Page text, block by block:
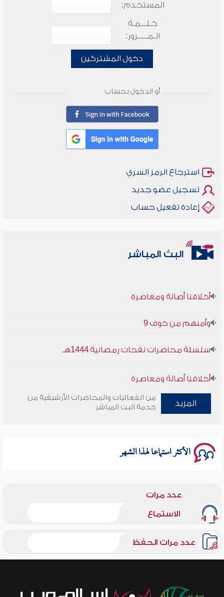
المستخدم:
كـلـــمـة
الـمـــــرور:
دخول المشتركين
أو الدخول بحساب
استرجاع الرمز السري
تسجيل عضو جديد
إعادة تفعيل حساب
البث المباشر
أخلاقنا أصالة ومعاصرة
وأمنهم من خوف 9
سلسلة محاضرات نفحات رمضانية 1444هـ
أخلاقنا أصالة ومعاصرة
وأمنهم من خوف 9
المزيد
من الفعاليات والمحاضرات الأرشيفية من
خدمة البث المباشر
الأكثر استماعا لهذا الشهر
عدد مرات
الاستماع
عدد مرات الحفظ